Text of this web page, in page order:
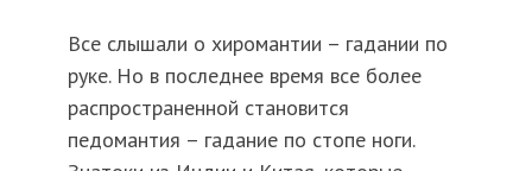
Все слышали о хиромантии – гадании по
руке. Но в последнее время все более
распространенной становится
педомантия – гадание по стопе ноги.